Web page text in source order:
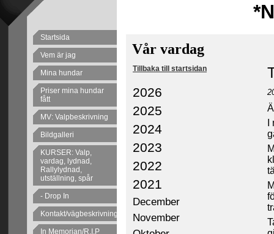
Startsida
Vem är jag
Mina hundar
Priser mina hundar
fått
MV: Valpbeskrivning
Bildgalleri
KURSER: Valp,
vardag, lydnad,
Rallylydnad,
utställning, spår
- Drop In
Kontakt/vägbeskrivning
In Memorian/R.I.P
Vår vardag
Tillbaka till startsidan
2026
2025
2024
2023
2022
2021
December
November